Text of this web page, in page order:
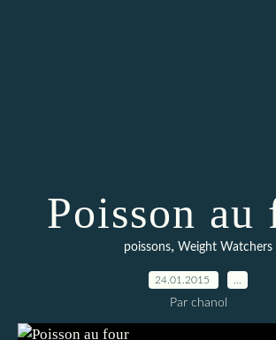
Poisson au
poissons, Weight Watchers
24.01.2015
Par chanol